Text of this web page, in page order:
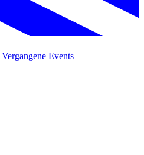
Vergangene Events